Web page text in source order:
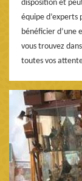
disposition et
équipe
bénéficier d’une
vous trouvez
toutes vos